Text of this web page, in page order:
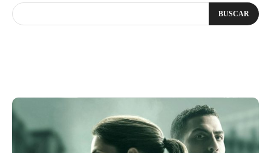
BUSCAR